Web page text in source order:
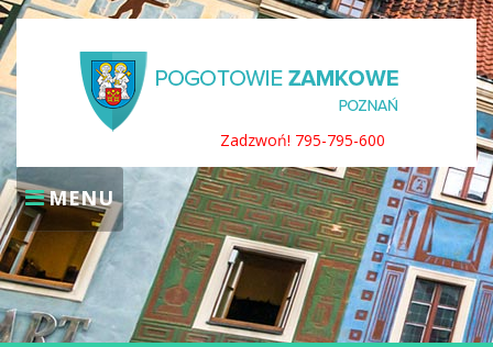
Skip
to
content
Zadzwoń! 795-795-600
MENU